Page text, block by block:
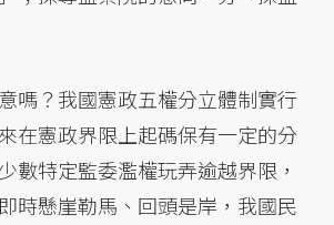
嗎？我國憲政五權分立體制實行
在憲政界限上起碼保有一定的分
數特定監委濫權玩弄逾越界限，
時懸崖勒馬、回頭是岸，我國民